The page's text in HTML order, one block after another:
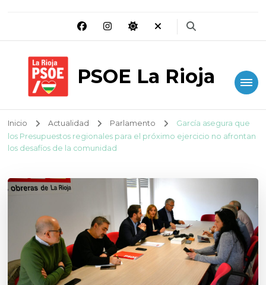
PSOE La Rioja
Inicio Actualidad Parlamento
García asegura que
los Presupuestos regionales para el próximo ejercicio no afrontan
los desafíos de la comunidad